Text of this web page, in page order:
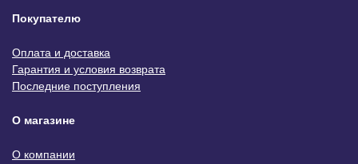
Покупателю
Оплата и доставка
Гарантия и условия возврата
Последние поступления
О магазине
О компании